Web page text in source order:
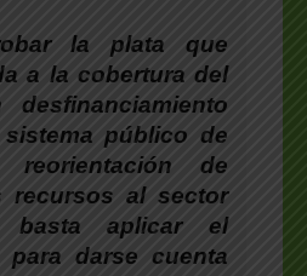
la plata que
a la cobertura del
público de
de
recursos al sector
basta aplicar el
darse cuenta